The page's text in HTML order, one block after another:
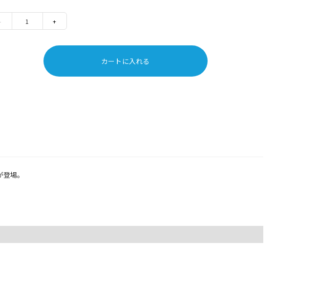
1 +
カートに入れる
場。